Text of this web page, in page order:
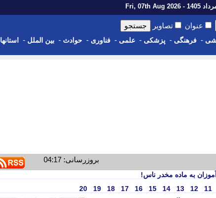
عنوان تصاویر
- فرهنگی - پزشکی - علمی - فناوری - حوادث - بین الملل - استانها
بروزرسانی: 04:17
به ماده مخدر ناس!
11
12
13
14
15
16
17
18
19
20